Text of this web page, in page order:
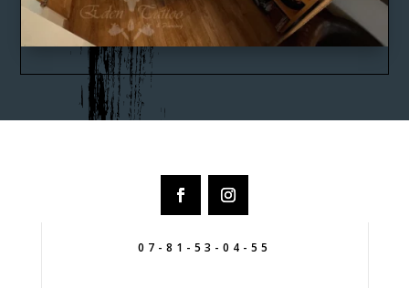
07-81-53-04-55